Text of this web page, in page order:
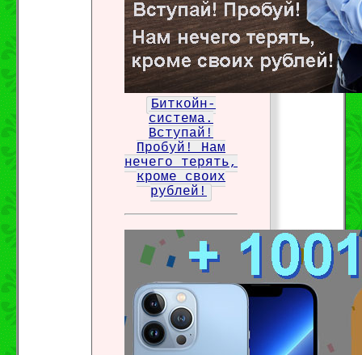
Биткойн-
система.
Вступай!
Пробуй! Нам
нечего терять,
кроме своих
рублей!